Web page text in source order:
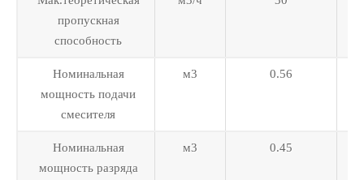
пропускная
способность
Номинальная
мощность подачи
смесителя
м3 0.56
Номинальная
мощность разряда
м3 0.45